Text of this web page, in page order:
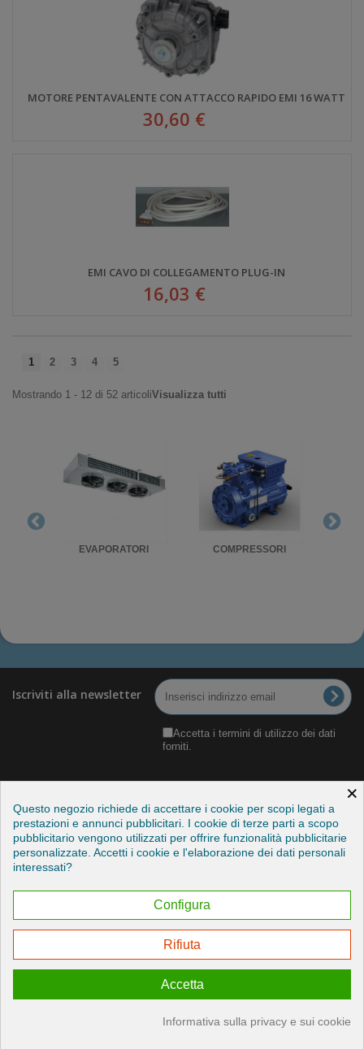
MOTORE PENTAVALENTE CON ATTACCO RAPIDO EMI 16 WATT
30,60 €
EMI CAVO DI COLLEGAMENTO PLUG-IN
16,03 €
1 2 3 4 5
Mostrando 1 - 12 di 52 articoliVisualizza tutti
EVAPORATORI COMPRESSORI
Iscriviti alla newsletter
Accetta i termini di utilizzo dei dati
forniti.
Categorie
Informazioni
×
Questo negozio richiede di accettare i cookie per scopi legati a
prestazioni e annunci pubblicitari. I cookie di terze parti a scopo
pubblicitario vengono utilizzati per offrire funzionalità pubblicitarie
personalizzate. Accetti i cookie e l'elaborazione dei dati personali
interessati?
Configura
Rifiuta
Accetta
Informativa sulla privacy e sui cookie